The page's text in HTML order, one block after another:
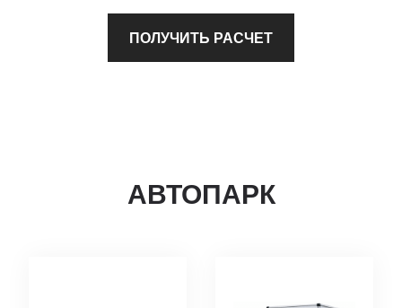
ПОЛУЧИТЬ РАСЧЕТ
АВТОПАРК